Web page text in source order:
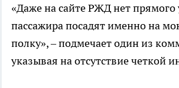
«Даже на сайте РЖД нет прямого
пассажира посадят именно на
полку», – подмечает один из
указывая на отсутствие четкой